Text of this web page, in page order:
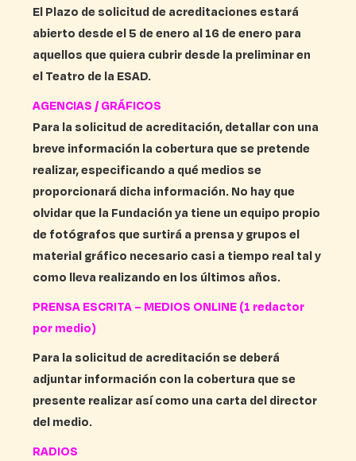
El Plazo de solicitud de acreditaciones estará
abierto desde el 5 de enero al 16 de enero para
aquellos que quiera cubrir desde la preliminar en
el Teatro de la ESAD.
AGENCIAS / GRÁFICOS
Para la solicitud de acreditación, detallar con una
breve información la cobertura que se pretende
realizar, especificando a qué medios se
proporcionará dicha información. No hay que
olvidar que la Fundación ya tiene un equipo propio
de fotógrafos que surtirá a prensa y grupos el
material gráfico necesario casi a tiempo real tal y
como lleva realizando en los últimos años.
PRENSA ESCRITA – MEDIOS ONLINE (1 redactor
por medio)
Para la solicitud de acreditación se deberá
adjuntar información con la cobertura que se
presente realizar así como una carta del director
del medio.
RADIOS